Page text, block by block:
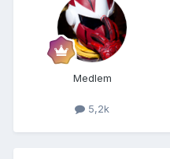
Medlem
5,2k